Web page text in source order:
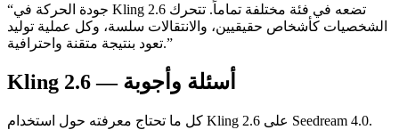
“جودة الحركة في Kling 2.6 تضعه في فئة مختلفة تماماً. تتحرك
الشخصيات كأشخاص حقيقيين، والانتقالات سلسة، وكل عملية توليد
تعود بنتيجة متقنة واحترافية.”
Kling 2.6 — أسئلة وأجوبة
كل ما تحتاج معرفته حول استخدام Kling 2.6 على Seedream 4.0.